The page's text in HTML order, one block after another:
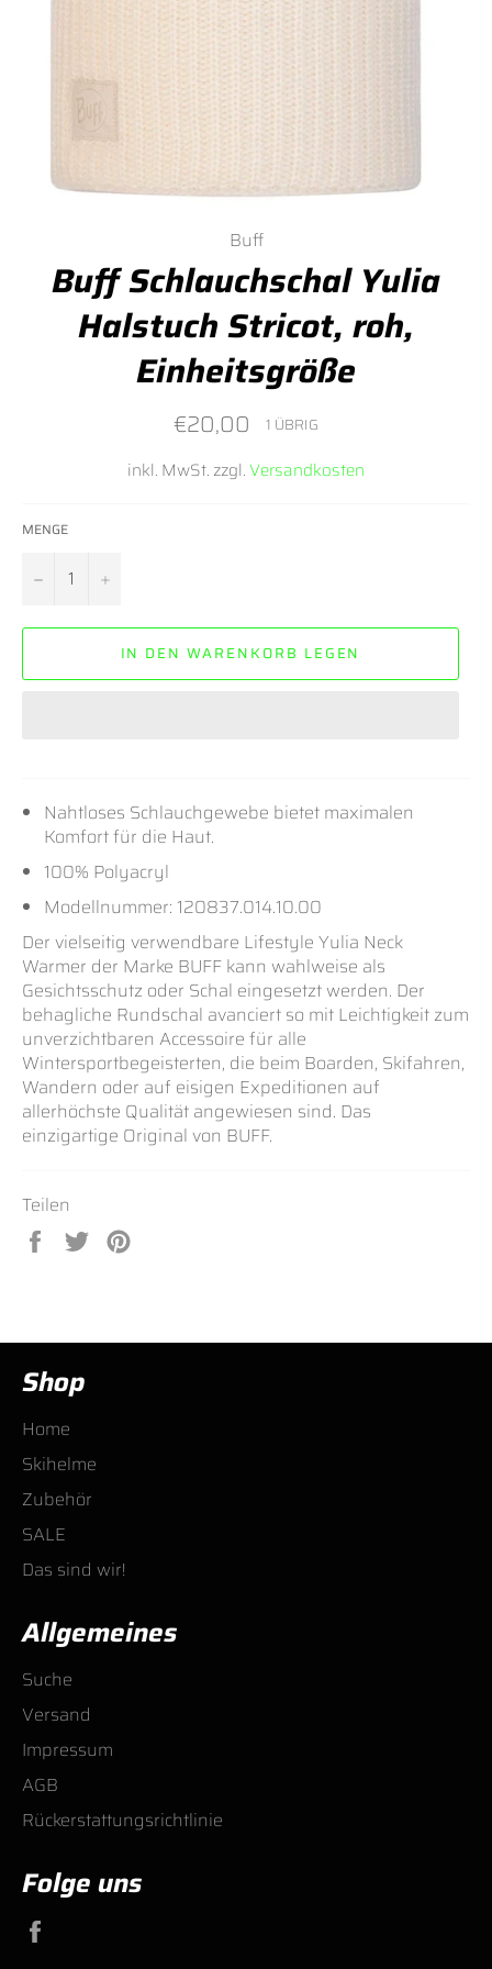
Buff
Buff Schlauchschal Yulia
Halstuch Stricot, roh,
Einheitsgröße
Normaler
Preis
€20,00 1 ÜBRIG
inkl. MwSt. zzgl.Versandkosten
MENGE
− +
IN DEN WARENKORB LEGEN
Nahtloses Schlauchgewebe bietet maximalen
Komfort für die Haut.
100% Polyacryl
Modellnummer: 120837.014.10.00
Der vielseitig verwendbare Lifestyle Yulia Neck
Warmer der Marke BUFF kann wahlweise als
Gesichtsschutz oder Schal eingesetzt werden. Der
behagliche Rundschal avanciert so mit Leichtigkeit zum
unverzichtbaren Accessoire für alle
Wintersportbegeisterten, die beim Boarden, Skifahren,
Wandern oder auf eisigen Expeditionen auf
allerhöchste Qualität angewiesen sind. Das
einzigartige Original von BUFF.
Teilen
Auf
Facebook
Auf
Twitter
Shop
Home
Skihelme
Zubehör
SALE
Das sind wir!
Allgemeines
Suche
Versand
Impressum
AGB
Rückerstattungsrichtlinie
Folge uns